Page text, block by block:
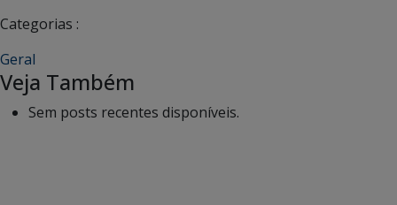
Categorias :
Geral
Veja Também
Sem posts recentes disponíveis.